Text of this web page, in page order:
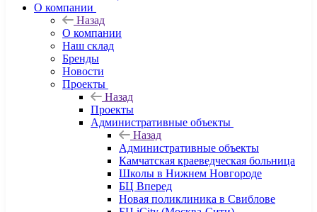
О компании
Назад
О компании
Наш склад
Бренды
Новости
Проекты
Назад
Проекты
Административные объекты
Назад
Административные объекты
Камчатская краеведческая больница
Школы в Нижнем Новгороде
БЦ Вперед
Новая поликлиника в Свиблове